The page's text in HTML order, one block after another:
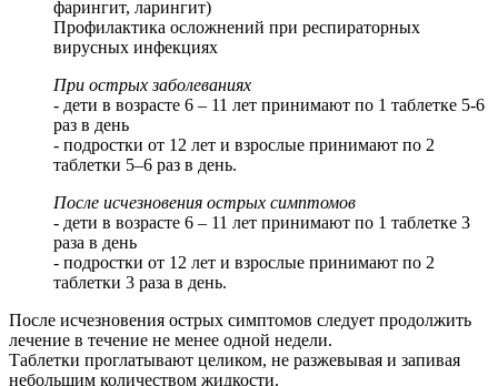
фарингит, ларингит)
Профилактика осложнений при респираторных
вирусных инфекциях
При острых заболеваниях
- дети в возрасте 6 – 11 лет принимают по 1 таблетке 5-6
раз в день
- подростки от 12 лет и взрослые принимают по 2
таблетки 5–6 раз в день.
После исчезновения острых симптомов
- дети в возрасте 6 – 11 лет принимают по 1 таблетке 3
раза в день
- подростки от 12 лет и взрослые принимают по 2
таблетки 3 раза в день.
После исчезновения острых симптомов следует продолжить
лечение в течение не менее одной недели.
Таблетки проглатывают целиком, не разжевывая и запивая
небольшим количеством жидкости.